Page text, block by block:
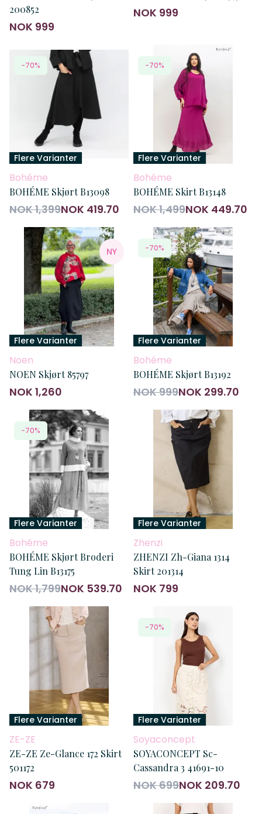
200852
NOK 999
NOK 999
-70%
Flere Varianter
Bohéme
BOHÉME Skjørt B13098
NOK 1,399NOK 419.70
-70%
Flere Varianter
Bohéme
BOHÉME Skirt B13148
NOK 1,499NOK 449.70
NY
Flere Varianter
Noen
NOEN Skjørt 85797
NOK 1,260
-70%
Flere Varianter
Bohéme
BOHÉME Skjørt B13192
NOK 999NOK 299.70
-70%
Flere Varianter
Bohéme
BOHÉME Skjørt Broderi
Tung Lin B13175
NOK 1,799NOK 539.70
Flere Varianter
Zhenzi
ZHENZI Zh-Giana 1314
Skirt 201314
NOK 799
Flere Varianter
ZE-ZE
ZE-ZE Ze-Glance 172 Skirt
501172
NOK 679
-70%
Flere Varianter
Soyaconcept
SOYACONCEPT Sc-
Cassandra 3 41691-10
NOK 699NOK 209.70